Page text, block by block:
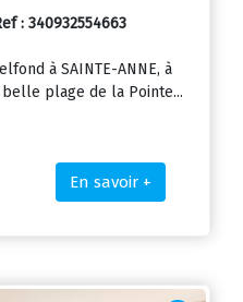
: 340932554663
à SAINTE-ANNE, à
plage de la Pointe...
En savoir +